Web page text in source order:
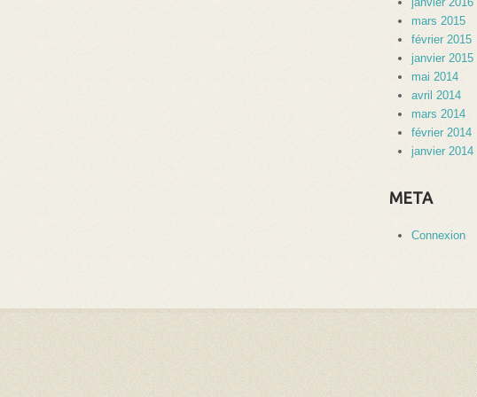
mars 2015
février 2015
janvier 2015
mai 2014
avril 2014
mars 2014
février 2014
janvier 2014
META
Connexion